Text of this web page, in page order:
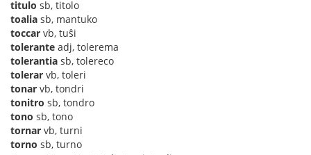
titulo sb, titolo
toalia sb, mantuko
toccar vb, tuŝi
tolerante adj, tolerema
tolerantia sb, tolereco
tolerar vb, toleri
tonar vb, tondri
tonitro sb, tondro
tono sb, tono
tornar vb, turni
torno sb, turno